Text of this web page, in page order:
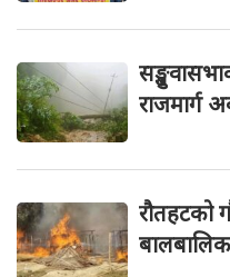
राजमार्ग
रौतहटको